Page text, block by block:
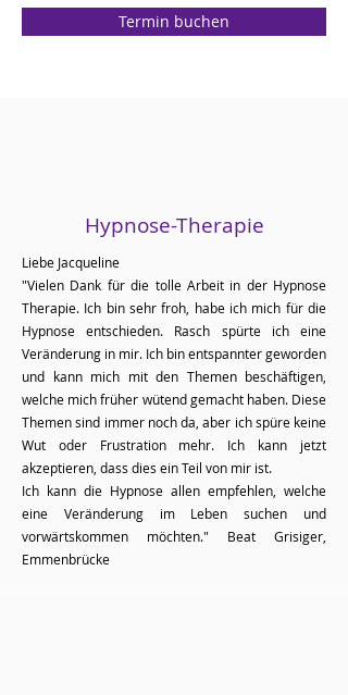
Termin buchen
Hypnose-Therapie
Liebe Jacqueline
"Vielen Dank für die tolle Arbeit in der Hypnose
Therapie. Ich bin sehr froh, habe ich mich für die
Hypnose entschieden. Rasch spürte ich eine
Veränderung in mir. Ich bin entspannter geworden
und kann mich mit den Themen beschäftigen,
welche mich früher wütend gemacht haben. Diese
Themen sind immer noch da, aber ich spüre keine
Wut oder Frustration mehr. Ich kann jetzt
akzeptieren, dass dies ein Teil von mir ist.
​Ich kann die Hypnose allen empfehlen, welche
eine Veränderung im Leben suchen und
vorwärtskommen möchten." Beat Grisiger,
Emmenbrücke